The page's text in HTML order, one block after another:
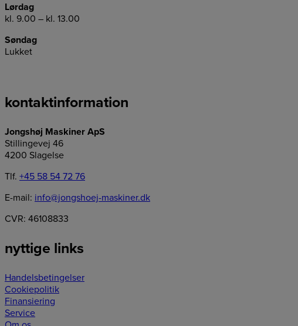
Lørdag
kl. 9.00 – kl. 13.00
Søndag
Lukket
kontaktinformation
Jongshøj Maskiner ApS
Stillingevej 46
4200 Slagelse
Tlf. +45 58 54 72 76
E-mail: info@jongshoej-maskiner.dk
CVR: 46108833
nyttige links
Handelsbetingelser
Cookiepolitik
Finansiering
Service